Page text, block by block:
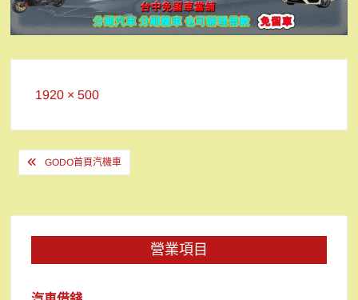
Full
1920 × 500
文
導
覽
GODO首頁汽機車
營業項目